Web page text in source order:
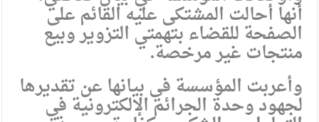
أنها أحالت المشتكى عليه القائم على
الصفحة للقضاء بتهمتي التزوير وبيع
منتجات غير مرخصة.
وأعربت المؤسسة في بيانها عن تقديرها
لجهود وحدة الجرائم الإلكترونية في